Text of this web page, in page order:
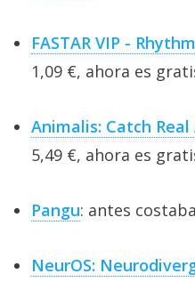
FASTAR VIP -
1,09 €, ahora es
Animalis: Catch Real
5,49 €, ahora es
Pangu: antes
NeurOS: